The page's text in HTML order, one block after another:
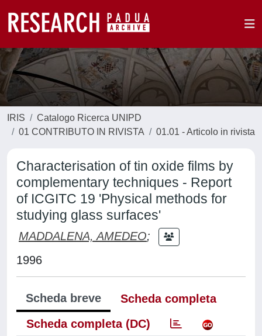
IRIS
Catalogo Ricerca UNIPD
01 CONTRIBUTO IN RIVISTA
01.01 - Articolo in rivista
Characterisation of tin oxide films by
complementary techniques - Report
of ICGITC 19 'Physical methods for
studying glass surfaces'
MADDALENA, AMEDEO;
1996
Scheda breve
Scheda completa
Scheda completa (DC)